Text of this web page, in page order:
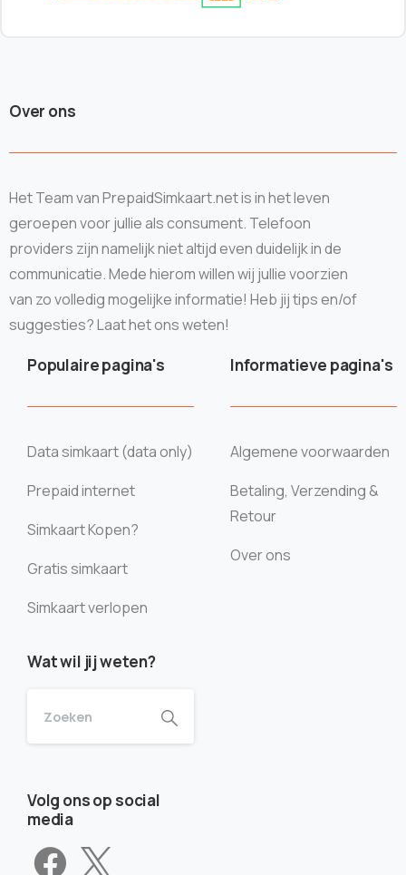
Over ons
Het Team van PrepaidSimkaart.net is in het leven
geroepen voor jullie als consument. Telefoon
providers zijn namelijk niet altijd even duidelijk in de
communicatie. Mede hierom willen wij jullie voorzien
van zo volledig mogelijke informatie! Heb jij tips en/of
suggesties? Laat het ons weten!
Populaire pagina's
Data simkaart (data only)
Prepaid internet
Simkaart Kopen?
Gratis simkaart
Simkaart verlopen
Informatieve pagina's
Algemene voorwaarden
Betaling, Verzending &
Retour
Over ons
Wat wil jij weten?
Volg ons op social
media